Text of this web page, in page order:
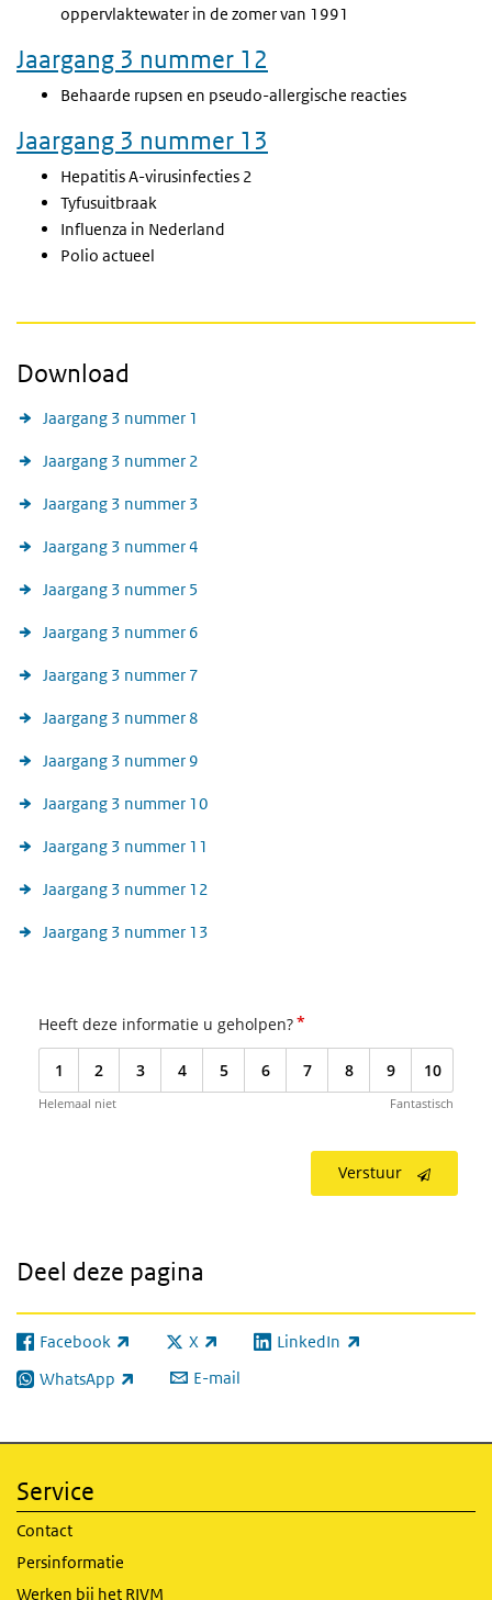
oppervlaktewater in de zomer van 1991
Jaargang 3 nummer 12
Behaarde rupsen en pseudo-allergische reacties
Jaargang 3 nummer 13
Hepatitis A-virusinfecties 2
Tyfusuitbraak
Influenza in Nederland
Polio actueel
Download
Jaargang 3 nummer 1
Jaargang 3 nummer 2
Jaargang 3 nummer 3
Jaargang 3 nummer 4
Jaargang 3 nummer 5
Jaargang 3 nummer 6
Jaargang 3 nummer 7
Jaargang 3 nummer 8
Jaargang 3 nummer 9
Jaargang 3 nummer 10
Jaargang 3 nummer 11
Jaargang 3 nummer 12
Jaargang 3 nummer 13
Heeft deze informatie u geholpen?*
1 2 3 4 5 6 7 8 9 10
Helemaal niet Fantastisch
Verstuur
Deel deze pagina
Facebook
(externe link) X
(externe link) LinkedIn
(externe link)
WhatsApp
(externe link) E-mail
Service
Contact
Persinformatie
Werken bij het RIVM